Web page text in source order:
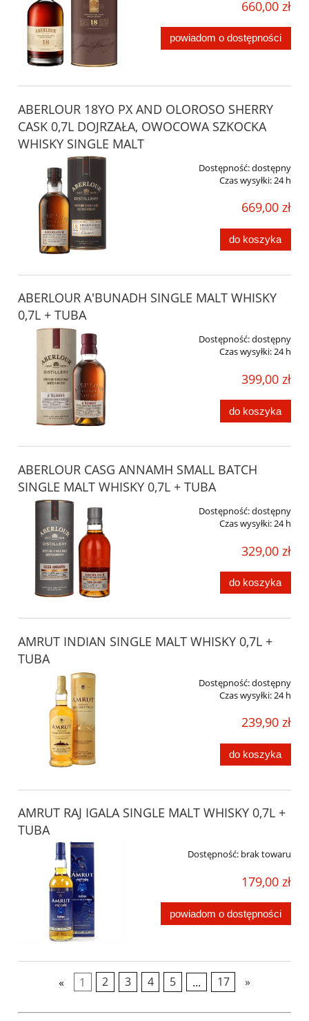
660,00 zł
powiadom o dostępności
ABERLOUR 18YO PX AND OLOROSO SHERRY
CASK 0,7L DOJRZAŁA, OWOCOWA SZKOCKA
WHISKY SINGLE MALT
Dostępność:dostępny
Czas wysyłki:24 h
669,00 zł
do koszyka
ABERLOUR A'BUNADH SINGLE MALT WHISKY
0,7L + TUBA
Dostępność:dostępny
Czas wysyłki:24 h
399,00 zł
do koszyka
ABERLOUR CASG ANNAMH SMALL BATCH
SINGLE MALT WHISKY 0,7L + TUBA
Dostępność:dostępny
Czas wysyłki:24 h
329,00 zł
do koszyka
AMRUT INDIAN SINGLE MALT WHISKY 0,7L +
TUBA
Dostępność:dostępny
Czas wysyłki:24 h
239,90 zł
do koszyka
AMRUT RAJ IGALA SINGLE MALT WHISKY 0,7L +
TUBA
Dostępność: brak towaru
179,00 zł
powiadom o dostępności
« 1 2 3 4 5 ... 17 »